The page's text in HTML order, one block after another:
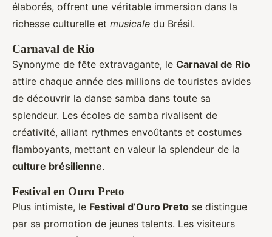
élaborés, offrent une véritable immersion dans la
richesse culturelle et musicale du Brésil.
Carnaval de Rio
Synonyme de fête extravagante, le Carnaval de Rio
attire chaque année des millions de touristes avides
de découvrir la danse samba dans toute sa
splendeur. Les écoles de samba rivalisent de
créativité, alliant rythmes envoûtants et costumes
flamboyants, mettant en valeur la splendeur de la
culture brésilienne.
Festival en Ouro Preto
Plus intimiste, le Festival d’Ouro Preto se distingue
par sa promotion de jeunes talents. Les visiteurs